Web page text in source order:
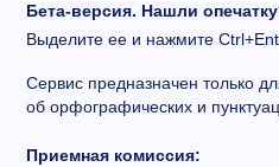
Бета-версия. Нашли
Выделите ее и нажмите
Сервис предназначен только
об орфографических и
Приемная комиссия: